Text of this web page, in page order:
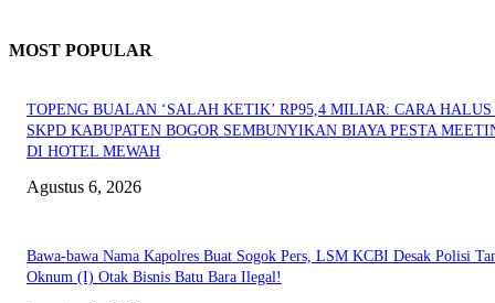
MOST POPULAR
TOPENG BUALAN ‘SALAH KETIK’ RP95,4 MILIAR: CARA HALUS
SKPD KABUPATEN BOGOR SEMBUNYIKAN BIAYA PESTA
DI HOTEL MEWAH
Agustus 6, 2026
Bawa-bawa Nama Kapolres Buat Sogok Pers, LSM KCBI Desak Polisi
Oknum (I) Otak Bisnis Batu Bara Ilegal!